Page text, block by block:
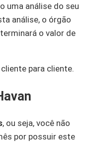
uma análise do seu
análise, o órgão
o valor de
para cliente.
, ou seja, você não
por possuir este